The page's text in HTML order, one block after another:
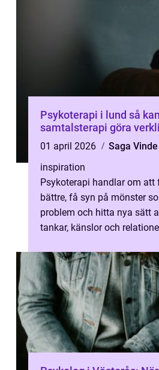
Psykoterapi i lund så kan
samtalsterapi göra
01 april 2026
Saga Vinde
inspiration
Psykoterapi handlar om att
bättre, få syn på mönster
problem och hitta nya sätt
tankar, känslor och